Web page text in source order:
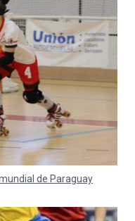
de Paraguay